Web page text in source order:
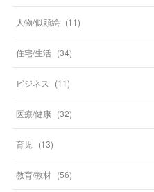
人物/似顔絵 (11)
住宅/生活 (34)
ビジネス (11)
医療/健康 (32)
育児 (13)
教育/教材 (56)